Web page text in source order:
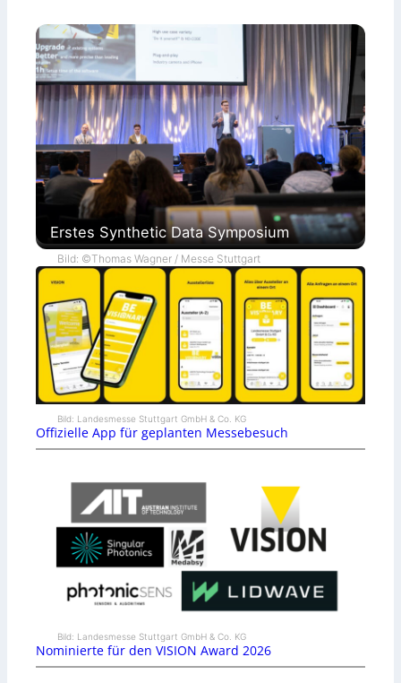
Erstes Synthetic Data Symposium
Bild: ©Thomas Wagner / Messe Stuttgart
Bild: Landesmesse Stuttgart GmbH & Co. KG
Offizielle App für geplanten Messebesuch
Bild: Landesmesse Stuttgart GmbH & Co. KG
Nominierte für den VISION Award 2026